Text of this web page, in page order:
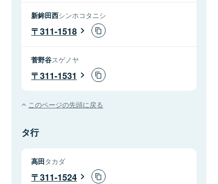
新鉾田西シンホコタニシ
311-1518
菅野谷スゲノヤ
311-1531
このページの先頭に戻る
タ行
高田タカダ
311-1524